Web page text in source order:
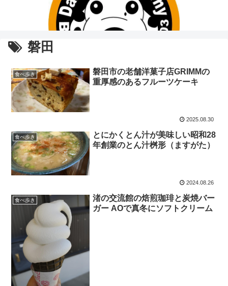
磐田
食べ歩き
磐田市の老舗洋菓子店GRIMMの
重厚感のあるフルーツケーキ
2025.08.30
食べ歩き
とにかくとん汁が美味しい昭和28
年創業のとん汁桝形（ますがた）
2024.08.26
食べ歩き
渚の交流館の焙煎珈琲と炭焼バー
ガー AOで真冬にソフトクリーム